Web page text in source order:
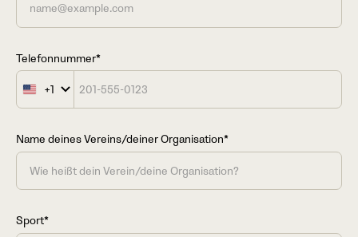
Telefonnummer*
United
States
+1
Name deines Vereins/deiner Organisation*
Sport*